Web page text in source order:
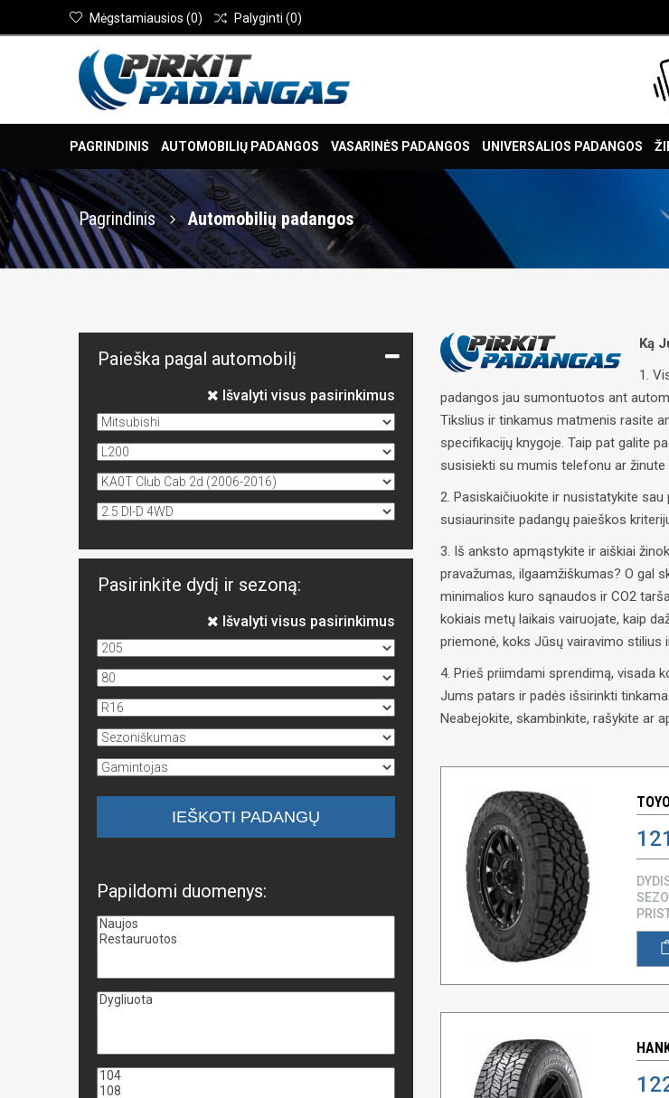
Mėgstamiausios (0) Palyginti (0)
PAGRINDINIS AUTOMOBILIŲ PADANGOS VASARINĖS PADANGOS UNIVERSALIOS PADANGOS
Pagrindinis Automobilių padangos
Paieška pagal automobilį
Išvalyti visus pasirinkimus
Pasirinkite dydį ir sezoną:
Išvalyti visus pasirinkimus
Papildomi duomenys:
Ką
1.
padangos jau sumontuotos ant
Tikslius ir tinkamus matmenis rasite
specifikacijų knygoje. Taip pat galite
susisiekti su mumis telefonu ar
2. Pasiskaičiuokite ir nusistatykite sau
susiaurinsite padangų paieškos
3. Iš anksto apmąstykite ir aiškiai
pravažumas, ilgaamžiškumas? O gal
minimalios kuro sąnaudos ir CO2
kokiais metų laikais vairuojate, kaip
priemonė, koks Jūsų vairavimo stilius
4. Prieš priimdami sprendimą, visada
Jums patars ir padės išsirinkti
Neabejokite, skambinkite, rašykite ar